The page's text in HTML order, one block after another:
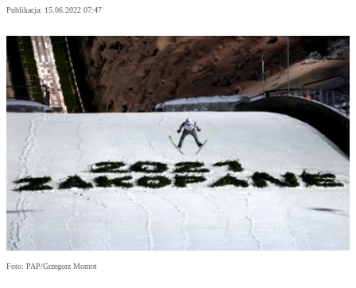
Publikacja: 15.06.2022 07:47
Foto: PAP/Grzegorz Momot